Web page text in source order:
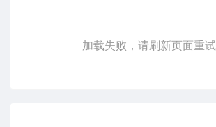
加载失败，请刷新页面重试